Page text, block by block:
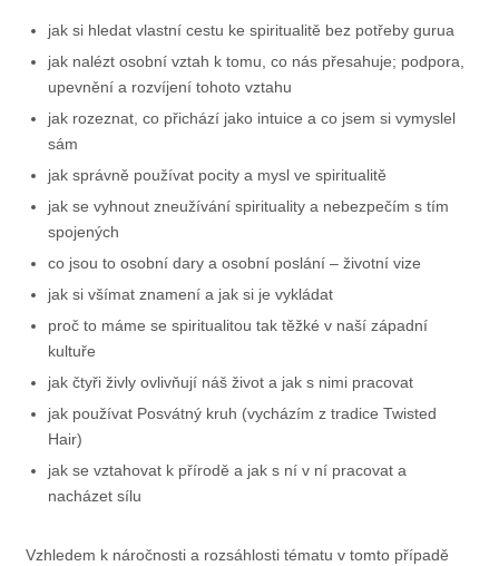
jak si hledat vlastní cestu ke spiritualitě bez potřeby gurua
jak nalézt osobní vztah k tomu, co nás přesahuje; podpora,
upevnění a rozvíjení tohoto vztahu
jak rozeznat, co přichází jako intuice a co jsem si vymyslel
sám
jak správně používat pocity a mysl ve spiritualitě
jak se vyhnout zneužívání spirituality a nebezpečím s tím
spojených
co jsou to osobní dary a osobní poslání – životní vize
jak si všímat znamení a jak si je vykládat
proč to máme se spiritualitou tak těžké v naší západní
kultuře
jak čtyři živly ovlivňují náš život a jak s nimi pracovat
jak používat Posvátný kruh (vycházím z tradice Twisted
Hair)
jak se vztahovat k přírodě a jak s ní v ní pracovat a
nacházet sílu
Vzhledem k náročnosti a rozsáhlosti tématu v tomto případě